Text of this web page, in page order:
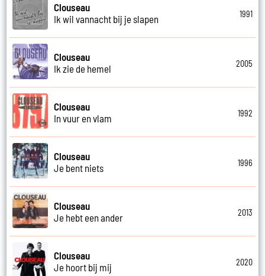
Clouseau
Ik wil vannacht bij je slapen
1991
Clouseau
Ik zie de hemel
2005
Clouseau
In vuur en vlam
1992
Clouseau
Je bent niets
1996
Clouseau
Je hebt een ander
2013
Clouseau
Je hoort bij mij
2020